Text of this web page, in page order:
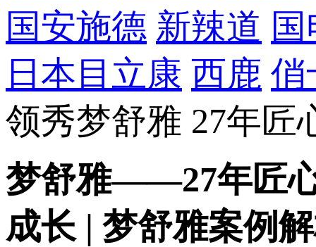
国安施德 新辣道
日本目立康 西鹿 俏
领秀梦舒雅 27年匠
梦舒雅——27年匠
成长 | 梦舒雅案例